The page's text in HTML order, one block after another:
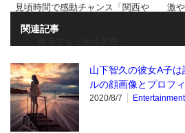
見頃時間で感動チャンス「関西や 激
関連記事
山下智久の彼女A子
ルの顔画像とプロフ
2020/8/7 Entertainment